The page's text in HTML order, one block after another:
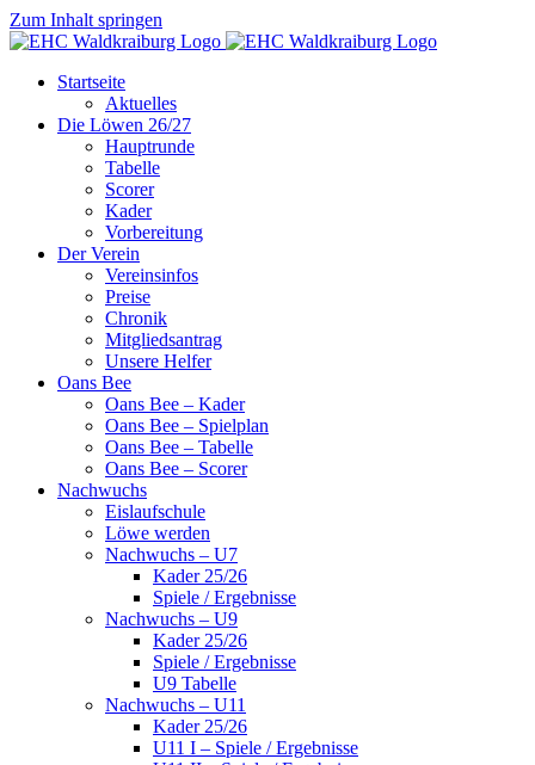
Zum Inhalt springen
Startseite
Aktuelles
Die Löwen 26/27
Hauptrunde
Tabelle
Scorer
Kader
Vorbereitung
Der Verein
Vereinsinfos
Preise
Chronik
Mitgliedsantrag
Unsere Helfer
Oans Bee
Oans Bee – Kader
Oans Bee – Spielplan
Oans Bee – Tabelle
Oans Bee – Scorer
Nachwuchs
Eislaufschule
Löwe werden
Nachwuchs – U7
Kader 25/26
Spiele / Ergebnisse
Nachwuchs – U9
Kader 25/26
Spiele / Ergebnisse
U9 Tabelle
Nachwuchs – U11
Kader 25/26
U11 I – Spiele / Ergebnisse